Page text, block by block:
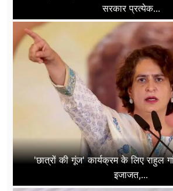
सरकार प्रत्येक...
'छात्रों की गूंज' कार्यक्रम के लिए राहुल
इजाजत,...